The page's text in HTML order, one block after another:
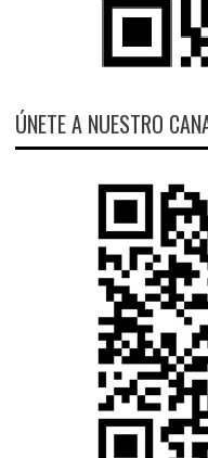
ÚNETE A NUESTRO